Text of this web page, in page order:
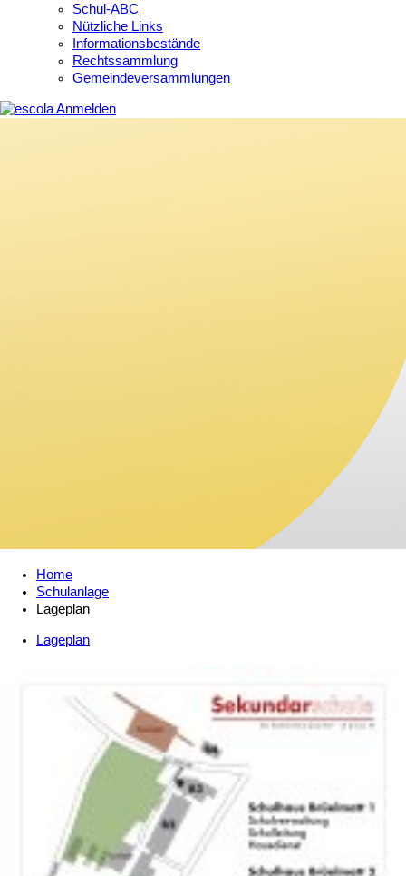
Schul-ABC
Nützliche Links
Informationsbestände
Rechtssammlung
Gemeindeversammlungen
Anmelden
Home
Schulanlage
Lageplan
Lageplan